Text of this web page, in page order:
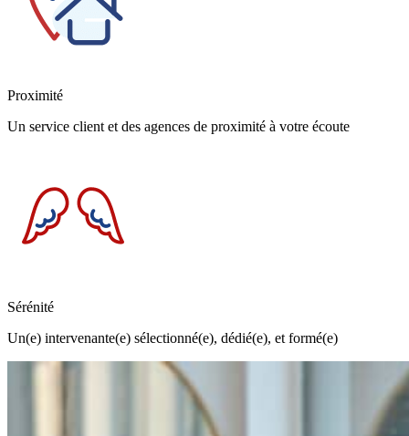
Proximité
Un service client et des agences de proximité à votre écoute
Sérénité
Un(e) intervenante(e) sélectionné(e), dédié(e), et formé(e)